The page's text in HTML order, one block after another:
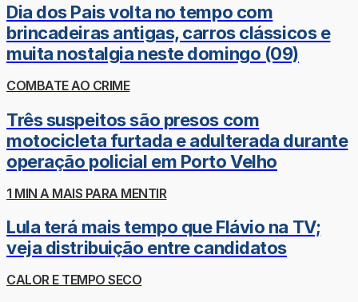
Dia dos Pais volta no tempo com
brincadeiras antigas, carros clássicos e
muita nostalgia neste domingo (09)
COMBATE AO CRIME
Três suspeitos são presos com
motocicleta furtada e adulterada durante
operação policial em Porto Velho
1 MIN A MAIS PARA MENTIR
Lula terá mais tempo que Flávio na TV;
veja distribuição entre candidatos
CALOR E TEMPO SECO